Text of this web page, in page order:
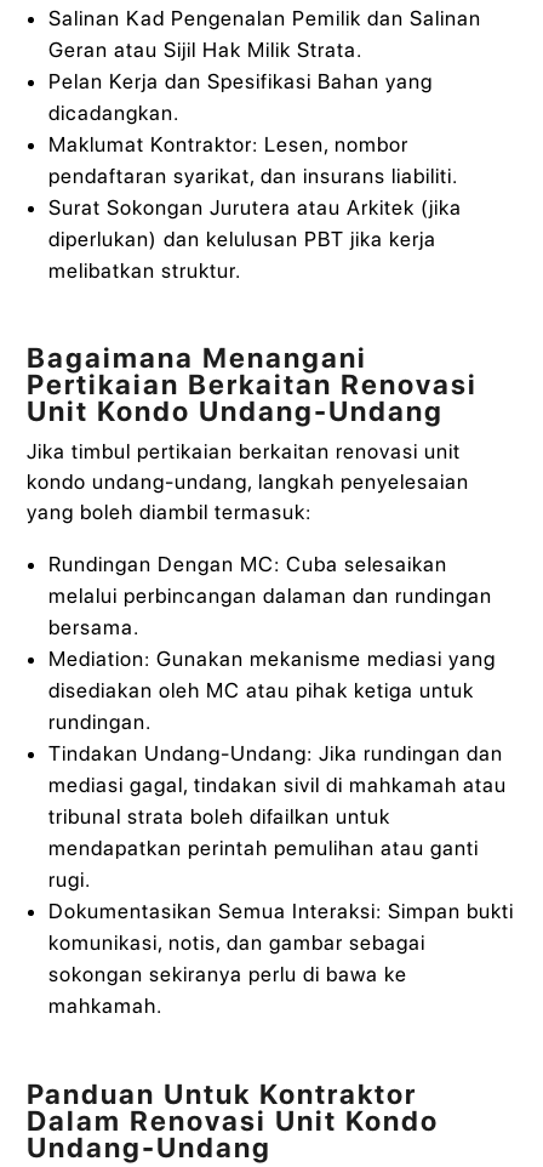
Salinan Kad Pengenalan Pemilik dan Salinan
Geran atau Sijil Hak Milik Strata.
Pelan Kerja dan Spesifikasi Bahan yang
dicadangkan.
Maklumat Kontraktor: Lesen, nombor
pendaftaran syarikat, dan insurans liabiliti.
Surat Sokongan Jurutera atau Arkitek (jika
diperlukan) dan kelulusan PBT jika kerja
melibatkan struktur.
Bagaimana Menangani
Pertikaian Berkaitan Renovasi
Unit Kondo Undang-Undang
Jika timbul pertikaian berkaitan renovasi unit
kondo undang-undang, langkah penyelesaian
yang boleh diambil termasuk:
Rundingan Dengan MC: Cuba selesaikan
melalui perbincangan dalaman dan rundingan
bersama.
Mediation: Gunakan mekanisme mediasi yang
disediakan oleh MC atau pihak ketiga untuk
rundingan.
Tindakan Undang-Undang: Jika rundingan dan
mediasi gagal, tindakan sivil di mahkamah atau
tribunal strata boleh difailkan untuk
mendapatkan perintah pemulihan atau ganti
rugi.
Dokumentasikan Semua Interaksi: Simpan bukti
komunikasi, notis, dan gambar sebagai
sokongan sekiranya perlu di bawa ke
mahkamah.
Panduan Untuk Kontraktor
Dalam Renovasi Unit Kondo
Undang-Undang